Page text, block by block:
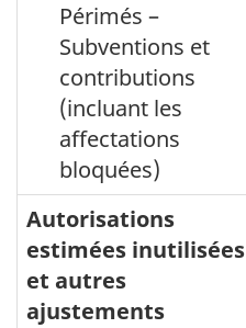
Périmés –
Subventions et
contributions
(incluant les
affectations
bloquées)
Autorisations
estimées inutilisées
et autres
ajustements